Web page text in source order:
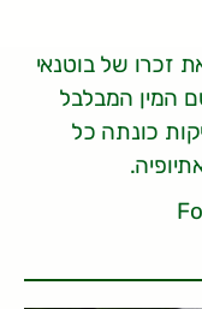
זכרו של בוטנאי
המין המבלבל
כונתה כל